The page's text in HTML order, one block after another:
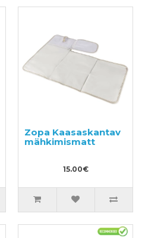
Zopa Kaasaskantav
mähkimismatt
15.00€